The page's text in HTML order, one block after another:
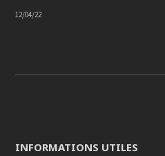
12/04/22
INFORMATIONS UTILES